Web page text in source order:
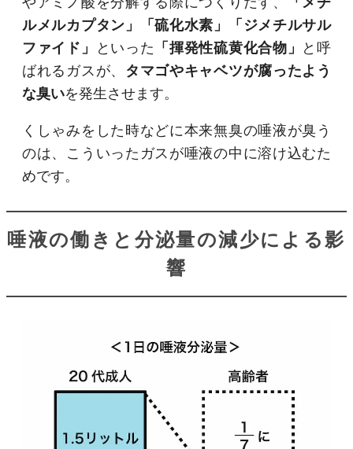
ルメルカプタン」「硫化水素」「ジメチルサル
ファイド」
といった 「揮発性硫黄化合物」
と呼
ばれるガスが、 タマゴやキャベツが腐ったよう
な臭いを発生させます。
くしゃみをした時などに本来無臭の唾液が臭う
のは、こういったガスが唾液の中に溶け込むた
めです。
唾液の働きと分泌量の減少による影
響